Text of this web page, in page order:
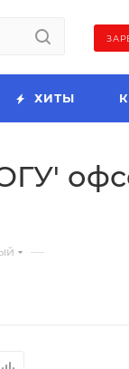
ХИТЫ
—